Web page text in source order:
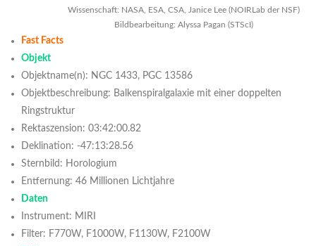
Wissenschaft: NASA, ESA, CSA, Janice Lee (NOIRLab der NSF)
Bildbearbeitung: Alyssa Pagan (STScI)
Fast Facts
Objekt
Objektname(n): NGC 1433, PGC 13586
Objektbeschreibung: Balkenspiralgalaxie mit einer doppelten
Ringstruktur
Rektaszension: 03:42:00.82
Deklination: -47:13:28.56
Sternbild: Horologium
Entfernung: 46 Millionen Lichtjahre
Daten
Instrument: MIRI
Filter: F770W, F1000W, F1130W, F2100W